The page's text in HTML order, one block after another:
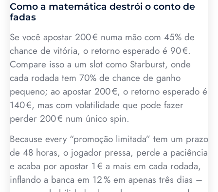
Como a matemática destrói o conto de
fadas
Se você apostar 200 € numa mão com 45% de
chance de vitória, o retorno esperado é 90 €.
Compare isso a um slot como Starburst, onde
cada rodada tem 70% de chance de ganho
pequeno; ao apostar 200 €, o retorno esperado é
140 €, mas com volatilidade que pode fazer
perder 200 € num único spin.
Because every “promoção limitada” tem um prazo
de 48 horas, o jogador pressa, perde a paciência
e acaba por apostar 1 € a mais em cada rodada,
inflando a banca em 12 % em apenas três dias –